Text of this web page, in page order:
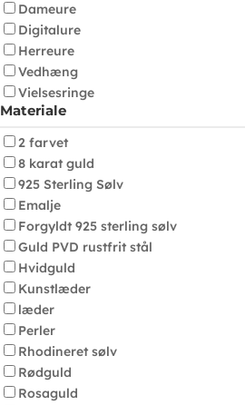
Dameure
Digitalure
Herreure
Vedhæng
Vielsesringe
Materiale
2 farvet
8 karat guld
925 Sterling Sølv
Emalje
Forgyldt 925 sterling sølv
Guld PVD rustfrit stål
Hvidguld
Kunstlæder
læder
Perler
Rhodineret sølv
Rødguld
Rosaguld